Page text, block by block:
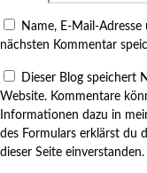
Name, E-Mail-
nächsten Kommentar
Dieser Blog speichert
Website. Kommentare
Informationen dazu in
des Formulars erklärst du
dieser Seite einverstanden.